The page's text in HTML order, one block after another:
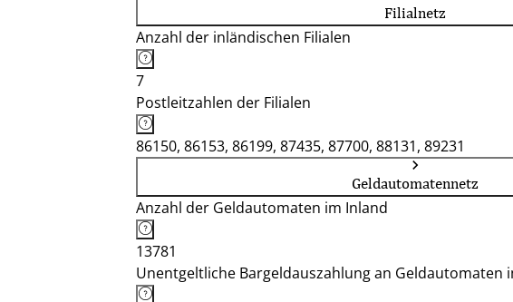
Filialnetz
Anzahl der inländischen Filialen
7
Postleitzahlen der Filialen
86150, 86153, 86199, 87435, 87700, 88131, 89231
Geldautomatennetz
Anzahl der Geldautomaten im Inland
13781
Unentgeltliche Bargeldauszahlung an Geldautomaten